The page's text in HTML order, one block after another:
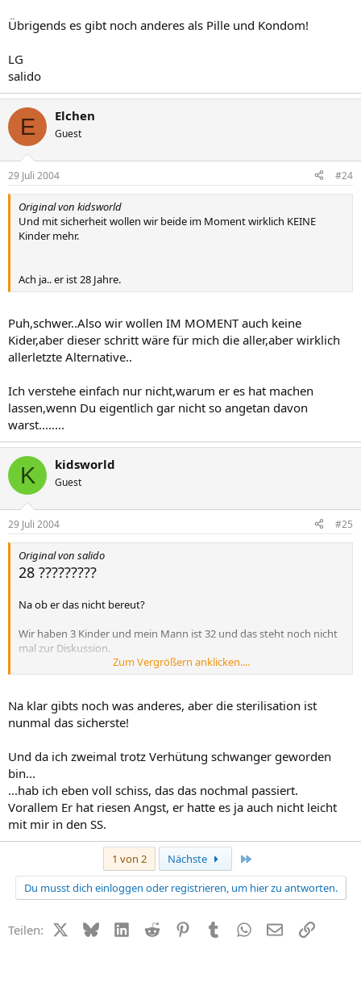
Übrigends es gibt noch anderes als Pille und Kondom!
LG
salido
E Elchen
Guest
29 Juli 2004 #24
Original von kidsworld
Und mit sicherheit wollen wir beide im Moment wirklich KEINE
Kinder mehr.
Ach ja.. er ist 28 Jahre.
Puh,schwer..Also wir wollen IM MOMENT auch keine
Kider,aber dieser schritt wäre für mich die aller,aber wirklich
allerletzte Alternative..
Ich verstehe einfach nur nicht,warum er es hat machen
lassen,wenn Du eigentlich gar nicht so angetan davon
warst........
K kidsworld
Guest
29 Juli 2004 #25
Original von salido
28 ?????????
Na ob er das nicht bereut?
Wir haben 3 Kinder und mein Mann ist 32 und das steht noch nicht
mal zur Diskussion.
Übrigends es gibt noch anderes als Pille und Kondom!
LG
salido
Zum Vergrößern anklicken....
Na klar gibts noch was anderes, aber die sterilisation ist
nunmal das sicherste!
Und da ich zweimal trotz Verhütung schwanger geworden
bin...
...hab ich eben voll schiss, das das nochmal passiert.
Vorallem Er hat riesen Angst, er hatte es ja auch nicht leicht
mit mir in den SS.
1 von 2 Nächste
Du musst dich einloggen oder registrieren, um hier zu antworten.
Teilen: X (Twitter)
BlueskyLinkedIn
Reddit PinterestTumblr WhatsApp
E-MailLink